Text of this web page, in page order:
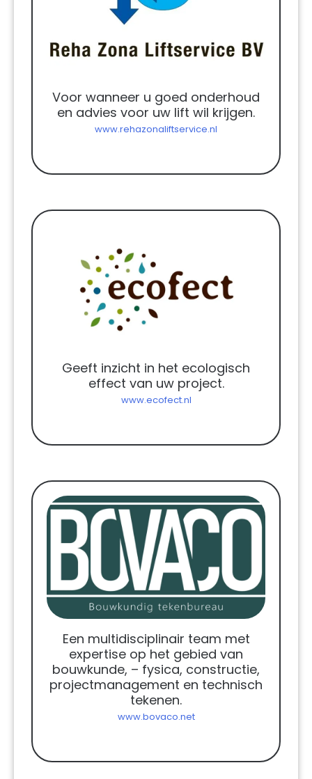
Voor wanneer u goed onderhoud
en advies voor uw lift wil krijgen.
www.rehazonaliftservice.nl
Geeft inzicht in het ecologisch
effect van uw project.
www.ecofect.nl
Een multidisciplinair team met
expertise op het gebied van
bouwkunde, – fysica, constructie,
projectmanagement en technisch
tekenen.
www.bovaco.net